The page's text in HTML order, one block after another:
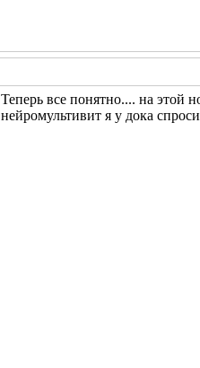
Теперь все понятно.... на этой
нейромультивит я у дока